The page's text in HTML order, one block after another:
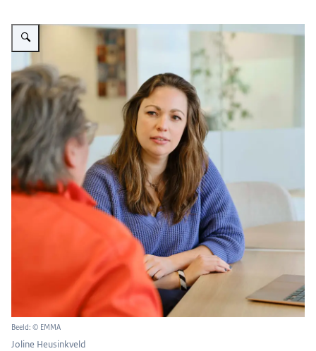
Vergroot afbeelding Joline Heusinkveld
Beeld: © EMMA
Joline Heusinkveld